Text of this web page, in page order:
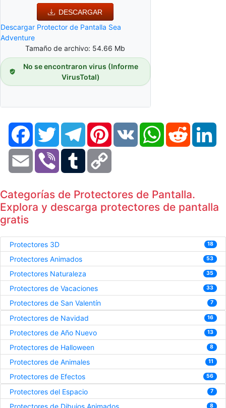
DESCARGAR
Descargar Protector de Pantalla Sea
Adventure
Tamaño de archivo: 54.66 Mb
No se encontraron virus (Informe
VirusTotal)
FacebookTwitter TelegramPinterestVK WhatsAppReddit
Email Viber Tumblr
Categorías de Protectores de Pantalla.
Explora y descarga protectores de pantalla
gratis
Protectores 3D 18
Protectores Animados 53
Protectores Naturaleza 35
Protectores de Vacaciones 33
Protectores de San Valentín 7
Protectores de Navidad 16
Protectores de Año Nuevo 13
Protectores de Halloween 8
Protectores de Animales 11
Protectores de Efectos 56
Protectores del Espacio 7
Protectores de Dibujos Animados 8